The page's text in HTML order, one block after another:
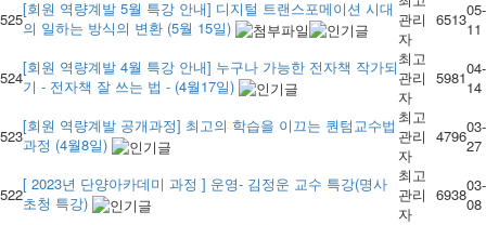
525
[회원 역량계발 5월 특강 안내] 디지털 트랜스포메이션 시대
의 일하는 방식의 변환 (5월 15일)
관리
자
651305-
11
524
[회원 역량계발 4월 특강 안내] 누구나 가능한 전자책 작가되
기 - 전자책 잘 쓰는 법 - (4월17일)
최고
관리
자
598104-
14
523
[회원 역량계발 공개과정] 최고의 학습을 이끄는 퀀텀교수법
과정 (4월8일)
최고
관리
자
479603-
27
522
[ 2023년 단양아카데미 과정 ] 운영- 김정운 교수 특강(명사
초청 특강)
최고
관리
자
693803-
08